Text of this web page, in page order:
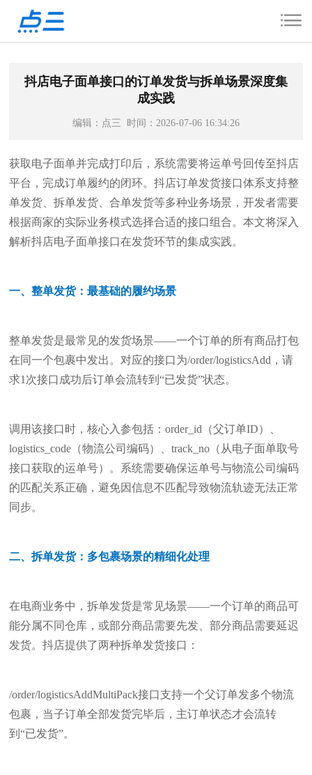
抖店电子面单接口的订单发货与拆单场景深度集
成实践
编辑：点三 时间：2026-07-06 16:34:26
获取电子面单并完成打印后，系统需要将运单号回传至抖店
平台，完成订单履约的闭环。抖店订单发货接口体系支持整
单发货、拆单发货、合单发货等多种业务场景，开发者需要
根据商家的实际业务模式选择合适的接口组合。本文将深入
解析抖店电子面单接口在发货环节的集成实践。
一、整单发货：最基础的履约场景
整单发货是最常见的发货场景——一个订单的所有商品打包
在同一个包裹中发出。对应的接口为/order/logisticsAdd，请
求1次接口成功后订单会流转到“已发货”状态。
调用该接口时，核心入参包括：order_id（父订单ID）、
logistics_code（物流公司编码）、track_no（从电子面单取号
接口获取的运单号）。系统需要确保运单号与物流公司编码
的匹配关系正确，避免因信息不匹配导致物流轨迹无法正常
同步。
二、拆单发货：多包裹场景的精细化处理
在电商业务中，拆单发货是常见场景——一个订单的商品可
能分属不同仓库，或部分商品需要先发、部分商品需要延迟
发货。抖店提供了两种拆单发货接口：
/order/logisticsAddMultiPack接口支持一个父订单发多个物流
包裹，当子订单全部发货完毕后，主订单状态才会流转
到“已发货”。